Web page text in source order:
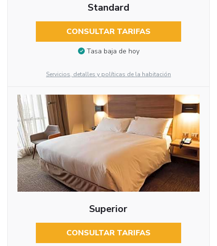
Standard
CONSULTAR TARIFAS
Tasa baja de hoy
Servicios, detalles y políticas de la habitación
Superior
CONSULTAR TARIFAS